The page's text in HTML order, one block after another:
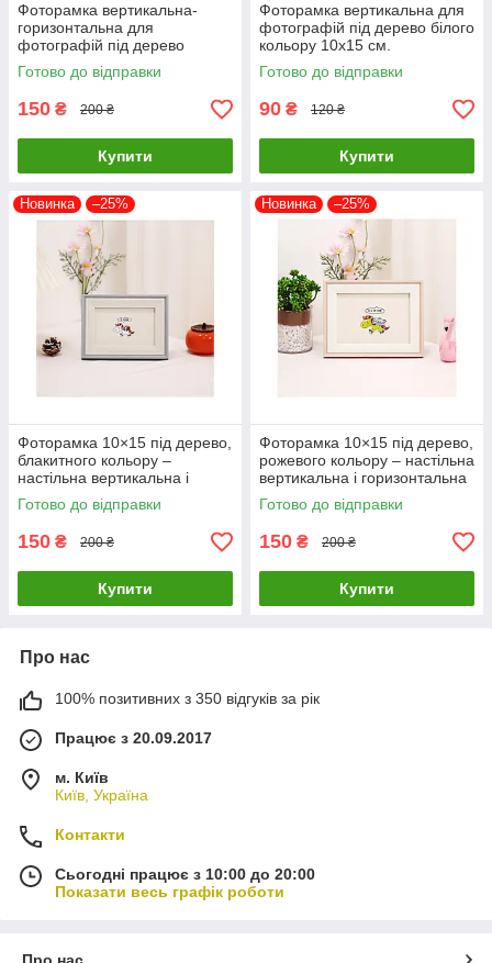
Фоторамка вертикальна-
горизонтальна для
фотографій під дерево
бежевого кольору 10х15 см.
Готово до відправки
150 ₴ 200 ₴
Купити
Фоторамка вертикальна для
фотографій під дерево білого
кольору 10х15 см.
Готово до відправки
90 ₴ 120 ₴
Купити
Новинка –25%
Фоторамка 10×15 під дерево,
блакитного кольору –
настільна вертикальна і
горизонтальна рамка
Готово до відправки
150 ₴ 200 ₴
Купити
Новинка –25%
Фоторамка 10×15 під дерево,
рожевого кольору – настільна
вертикальна і горизонтальна
рамка
Готово до відправки
150 ₴ 200 ₴
Купити
Про нас
100% позитивних з 350 відгуків за рік
Працює з 20.09.2017
м. Київ
Київ, Україна
Контакти
Сьогодні працює з 10:00 до 20:00
Показати весь графік роботи